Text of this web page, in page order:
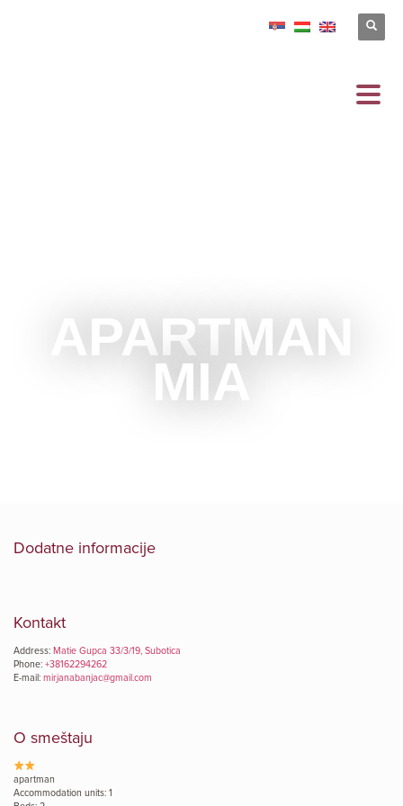
APARTMAN
MIA
Dodatne informacije
Kontakt
Address: Matie Gupca 33/3/19, Subotica
Phone: +38162294262
E-mail: mirjanabanjac@gmail.com
O smeštaju
apartman
Accommodation units: 1